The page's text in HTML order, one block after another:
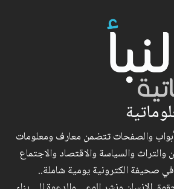
والصفحات تتضمن معارف ومعلومات
والتراث والسياسة والاقتصاد والاجتماع
صحيفة الكترونية يومية شاملة..